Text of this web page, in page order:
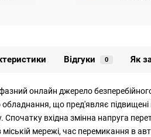
Відгуки 0 Як
онлайн джерело
обладнання, що пред'являє
Спочатку вхідна змінна напруга
міській мережі, час перемикання в